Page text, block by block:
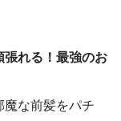
張れる！最強のお
な前髪をパチ